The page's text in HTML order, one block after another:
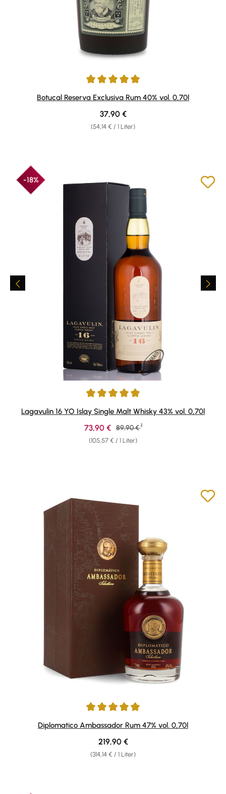
Durchschnittliche Bewertung von 4.91 von 5 Sternen
Botucal Reserva Exclusiva Rum 40% vol. 0,70l
(54,14 € / 1 Liter)
Regulärer Preis:
37,90 €
-18%
Durchschnittliche Bewertung von 4.95 von 5 Sternen
Lagavulin 16 YO Islay Single Malt Whisky 43% vol. 0,70l
(105,57 € / 1 Liter)
Verkaufspreis:
73,90 € Regulärer Preis:
89,90 € 1
Durchschnittliche Bewertung von 4.92 von 5 Sternen
Diplomatico Ambassador Rum 47% vol. 0,70l
(314,14 € / 1 Liter)
Regulärer Preis:
219,90 €